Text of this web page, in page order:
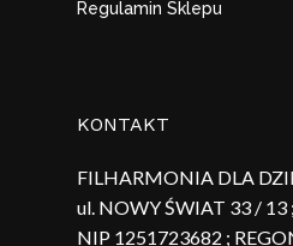
Regulamin Sklepu
KONTAKT
FILHARMONIA DLA
ul. NOWY ŚWIAT 33 / 13
NIP 1251723682 ;